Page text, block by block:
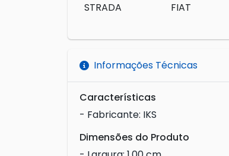
STRADA
FIAT
Informações Técnicas
Características
- Fabricante: IKS
Dimensões do Produto